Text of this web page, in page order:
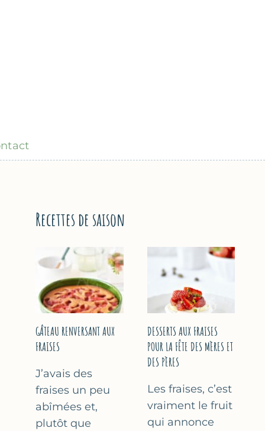
Recettes de saison
GÂTEAU RENVERSANT AUX
FRAISES
J’avais des
fraises un peu
abîmées et,
plutôt que
DESSERTS AUX FRAISES
POUR LA FÊTE DES MÈRES ET
DES PÈRES
Les fraises, c’est
vraiment le fruit
qui annonce